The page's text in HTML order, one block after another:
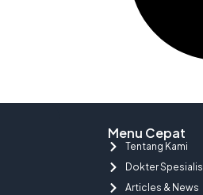
Menu Cepat
Tentang Kami
Dokter Spesialis
Articles & News